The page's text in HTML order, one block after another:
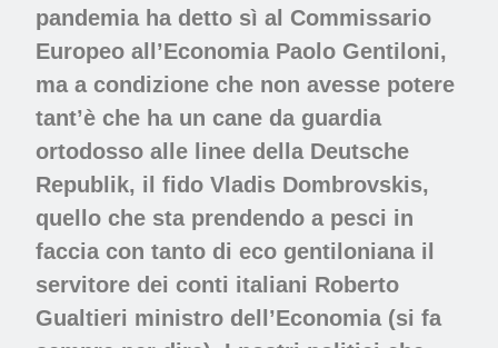
pandemia ha detto sì al Commissario
Europeo all’Economia Paolo Gentiloni,
ma a condizione che non avesse potere
tant’è che ha un cane da guardia
ortodosso alle linee della Deutsche
Republik, il fido Vladis Dombrovskis,
quello che sta prendendo a pesci in
faccia con tanto di eco gentiloniana il
servitore dei conti italiani Roberto
Gualtieri ministro dell’Economia (si fa